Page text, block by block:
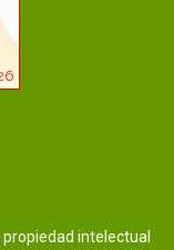
intelectual